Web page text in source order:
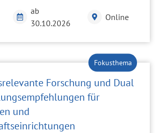
ab
30.10.2026
Online
Forschung und Dual
für
und